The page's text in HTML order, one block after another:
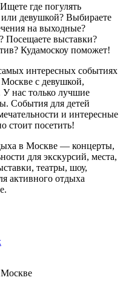
где погулять
или девушкой? Выбираете
на выходные?
Посещаете выставки?
Кудамоскоу поможет!
интересных событиях
с девушкой,
нас только лучшие
События для детей
и интересные
стоит посетить!
в Москве — концерты,
для экскурсий, места,
театры, шоу,
активного отдыха